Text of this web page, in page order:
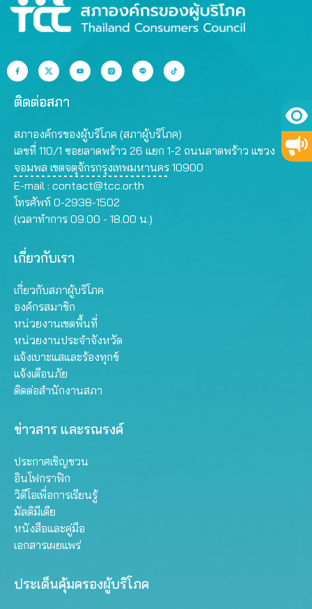
ติดต่อสภา
สภาองค์กรของผู้บริโภค (สภาผู้บริโภค)
เลขที่ 110/1 ซอยลาดพร้าว 26 แยก 1-2 ถนนลาดพร้าว แขวง
จอมพล เขตจตุจักรกรุงเทพมหานคร 10900
E-mail : contact@tcc.or.th
โทรศัพท์ 0-2938-1502
(เวลาทำการ 09.00 - 18.00 น.)
เกี่ยวกับเรา
เกี่ยวกับสภาผู้บริโภค
องค์กรสมาชิก
หน่วยงานเขตพื้นที่
หน่วยงานประจำจังหวัด
แจ้งเบาะแสและร้องทุกข์
แจ้งเตือนภัย
ติดต่อสำนักงานสภา
ข่าวสาร และรณรงค์
ประกาศเชิญชวน
อินโฟกราฟิก
วิดีโอเพื่อการเรียนรู้
มัลติมีเดีย
หนังสือและคู่มือ
เอกสารเผยแพร่
ประเด็นคุ้มครองผู้บริโภค